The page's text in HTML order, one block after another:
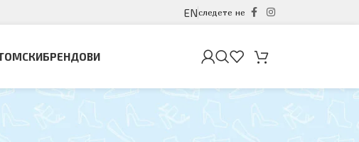
ENследете не
БРЕНДОВИ